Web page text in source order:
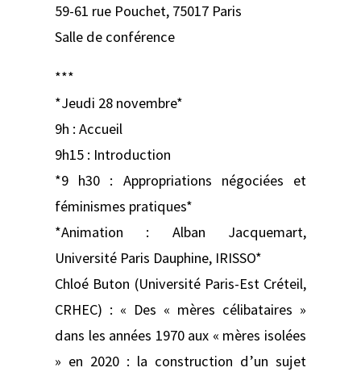
59-61 rue Pouchet, 75017 Paris
Salle de conférence
***
*Jeudi 28 novembre*
9h : Accueil
9h15 : Introduction
*9 h30 : Appropriations négociées et
féminismes pratiques*
*Animation : Alban Jacquemart,
Université Paris Dauphine, IRISSO*
Chloé Buton (Université Paris-Est Créteil,
CRHEC) : « Des « mères célibataires »
dans les années 1970 aux « mères isolées
» en 2020 : la construction d’un sujet